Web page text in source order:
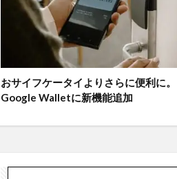
おサイフケータイよりさらに便利に。
Google Walletに新機能追加